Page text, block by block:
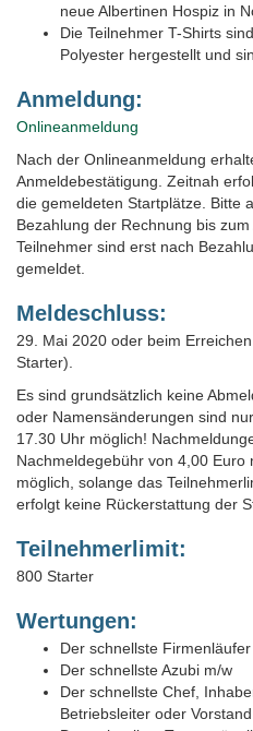
neue Albertinen Hospiz in
Die Teilnehmer T-Shirts
Polyester hergestellt und
Anmeldung:
Onlineanmeldung
Nach der Onlineanmeldung
Anmeldebestätigung. Zeitnah
die gemeldeten Startplätze. Bitte
Bezahlung der Rechnung bis
Teilnehmer sind erst nach
gemeldet.
Meldeschluss:
29. Mai 2020 oder beim
Starter).
Es sind grundsätzlich keine
oder Namensänderungen sind
17.30 Uhr möglich!
Nachmeldegebühr von 4,00
möglich, solange das
erfolgt keine Rückerstattung der
Teilnehmerlimit:
800 Starter
Wertungen:
Der schnellste
Der schnellste Azubi m/w
Der schnellste Chef,
Betriebsleiter oder